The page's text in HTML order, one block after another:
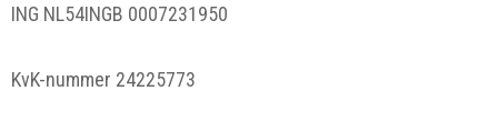
ING NL54INGB 0007231950
KvK-nummer 24225773